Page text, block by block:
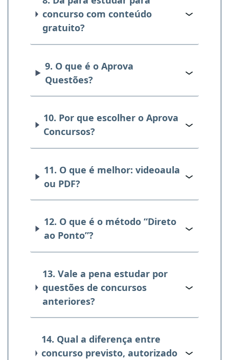
concurso com conteúdo
gratuito?
9. O que é o Aprova
Questões?
10. Por que escolher o Aprova
Concursos?
11. O que é melhor: videoaula
ou PDF?
12. O que é o método “Direto
ao Ponto”?
13. Vale a pena estudar por
questões de concursos
anteriores?
14. Qual a diferença entre
concurso previsto, autorizado